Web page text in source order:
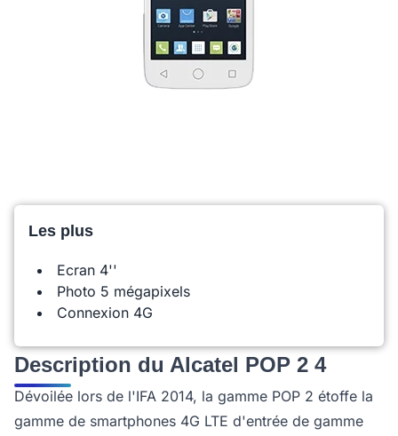
Les plus
Ecran 4''
Photo 5 mégapixels
Connexion 4G
Description du Alcatel POP 2 4
Dévoilée lors de l'IFA 2014, la gamme POP 2 étoffe la
gamme de smartphones 4G LTE d'entrée de gamme